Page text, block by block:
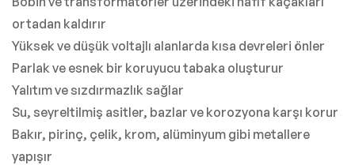
ortadan kaldırır
Yüksek ve düşük voltajlı alanlarda kısa devreleri önler
Parlak ve esnek bir koruyucu tabaka oluşturur
Yalıtım ve sızdırmazlık sağlar
Su, seyreltilmiş asitler, bazlar ve korozyona karşı korur
Bakır, pirinç, çelik, krom, alüminyum gibi metallere
yapışır